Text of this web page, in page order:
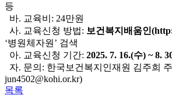
등
바. 교육비: 24만원
사. 교육신청 방법: 보건복지배움인
‘병원체자원’ 검색
아. 교육신청 기간: 2025. 7. 16.(수) ~ 8.
자. 문의: 한국보건복지인재원 김주희 주
jun4502@kohi.or.kr)
목록